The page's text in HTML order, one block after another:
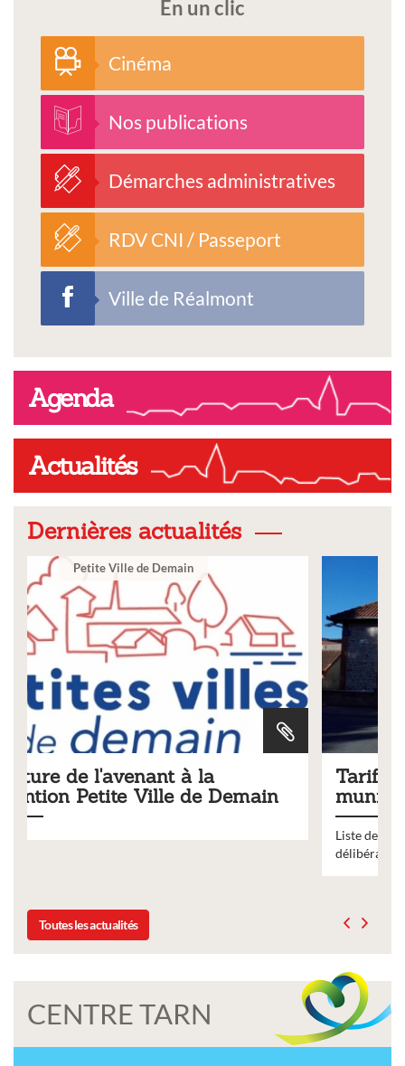
En un clic
Cinéma
Nos publications
Démarches administratives
RDV CNI / Passeport
Ville de Réalmont
Agenda
Actualités
Dernières actualités
Tarifs 2026 des services
municipaux
Liste des tarifs 2026 des services municipaux,
délibération du conseil municipal du 19 décembre 2025
Toutes les actualités
CENTRE TARN